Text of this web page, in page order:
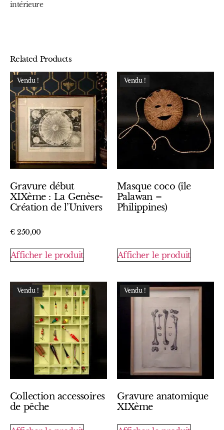
intérieure
Related Products
Vendu !
Gravure début
XIXème : La Genèse-
Création de l’Univers
€ 250,00
Afficher le produit
Vendu !
Masque coco (île
Palawan –
Philippines)
Afficher le produit
Vendu !
Collection accessoires
de pêche
Vendu !
Gravure anatomique
XIXème